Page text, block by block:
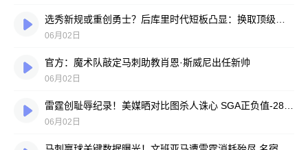
06月02日
官方：魔术队敲定马刺助教肖恩·斯威尼出任新帅
06月02日
06月02日